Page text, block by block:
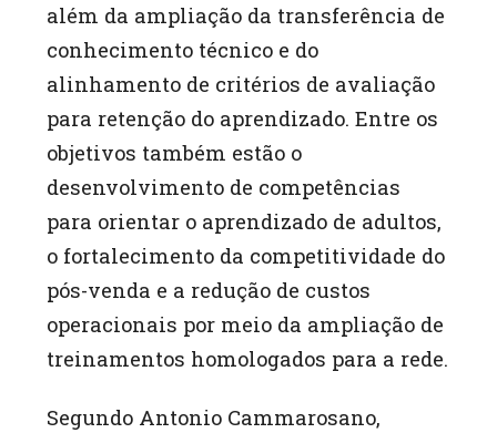
além da ampliação da transferência de
conhecimento técnico e do
alinhamento de critérios de avaliação
para retenção do aprendizado. Entre os
objetivos também estão o
desenvolvimento de competências
para orientar o aprendizado de adultos,
o fortalecimento da competitividade do
pós-venda e a redução de custos
operacionais por meio da ampliação de
treinamentos homologados para a rede.
Segundo Antonio Cammarosano,